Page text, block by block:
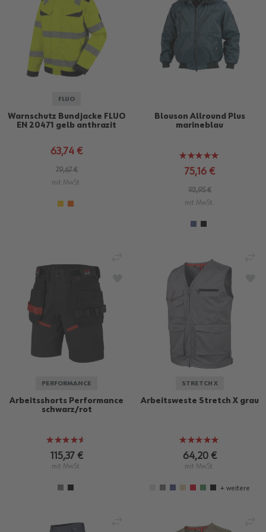
FLUO
Warnschutz Bundjacke FLUO
EN 20471 gelb anthrazit
63,74 €
79,67 €
mit MwSt.
Blouson Allround Plus
marineblau
Bewertung:
100%
75,16 €
93,95 €
mit MwSt.
PERFORMANCE
Arbeitsshorts Performance
schwarz/rot
Bewertung:
90%
115,37 €
mit MwSt.
ZUR WUNSCHLISTE HINZUFÜGEN
STRETCH X
Arbeitsweste Stretch X grau
Bewertung:
100%
64,20 €
mit MwSt.
+ weitere